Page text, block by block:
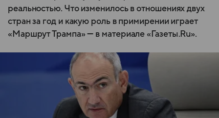
реальностью. Что изменилось в отношениях двух
стран за год и какую роль в примирении играет
«Маршрут Трампа» — в материале «Газеты.Ru».